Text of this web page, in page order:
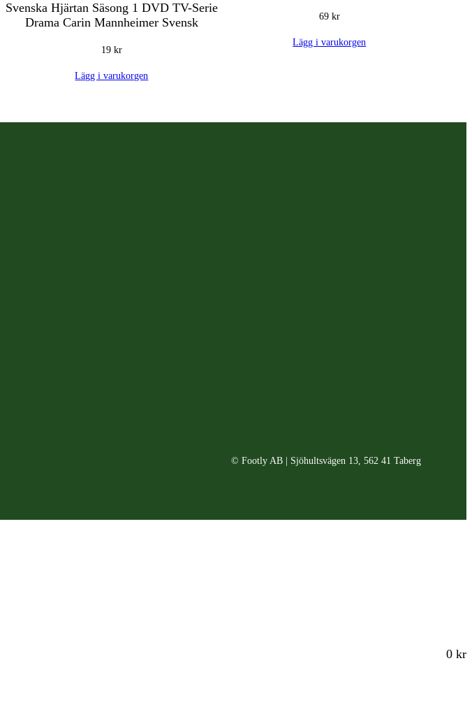
Svenska Hjärtan Säsong 1 DVD TV-Serie
Drama Carin Mannheimer Svensk
19 kr
Lägg i varukorgen
69 kr
Lägg i varukorgen
© Footly AB | Sjöhultsvägen 13, 562 41 Taberg
0 kr